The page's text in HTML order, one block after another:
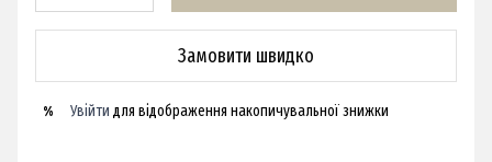
Замовити швидко
% Увійти для відображення накопичувальної знижки